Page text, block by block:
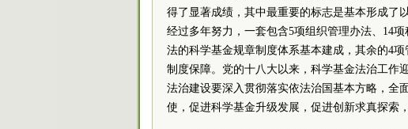
得了显著成绩，其中最重要的标志是基本形成了
经过多年努力，一套包含5项组织管理办法、14
法的科学基金规章制度体系基本建成，其余的4
制度保障。党的十八大以来，科学基金法治工作
法治建设要深入贯彻落实依法治国基本方略，全
使，促进科学基金升级发展，促进创新求真探索